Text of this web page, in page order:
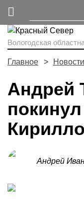
Вологодская
Главное Новости
Андрей
Андрей